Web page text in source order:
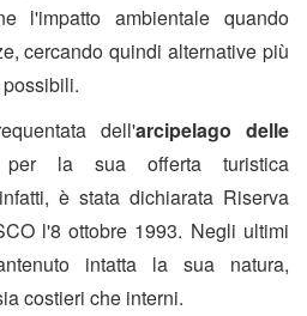
l'impatto ambientale quando
cercando quindi alternative più
dell'arcipelago delle
la sua offerta turistica
è stata dichiarata Riserva
l'8 ottobre 1993. Negli ultimi
intatta la sua natura,
costieri che interni.